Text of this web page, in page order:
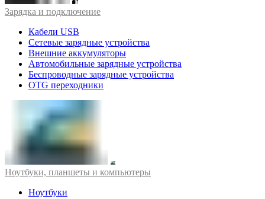
Зарядка и подключение
Кабели USB
Сетевые зарядные устройства
Внешние аккумуляторы
Автомобильные зарядные устройства
Беспроводные зарядные устройства
OTG переходники
Ноутбуки, планшеты и компьютеры
Ноутбуки